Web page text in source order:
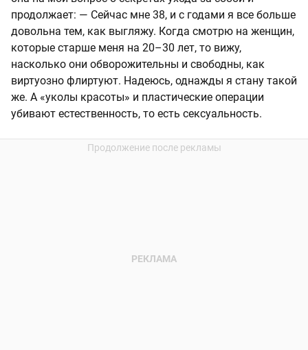
продолжает: — Сейчас мне 38, и с годами я все больше
довольна тем, как выгляжу. Когда смотрю на женщин,
которые старше меня на 20–30 лет, то вижу,
насколько они обворожительны и свободны, как
виртуозно флиртуют. Надеюсь, однажды я стану такой
же. А «уколы красоты» и пластические операции
убивают естественность, то есть сексуальность.